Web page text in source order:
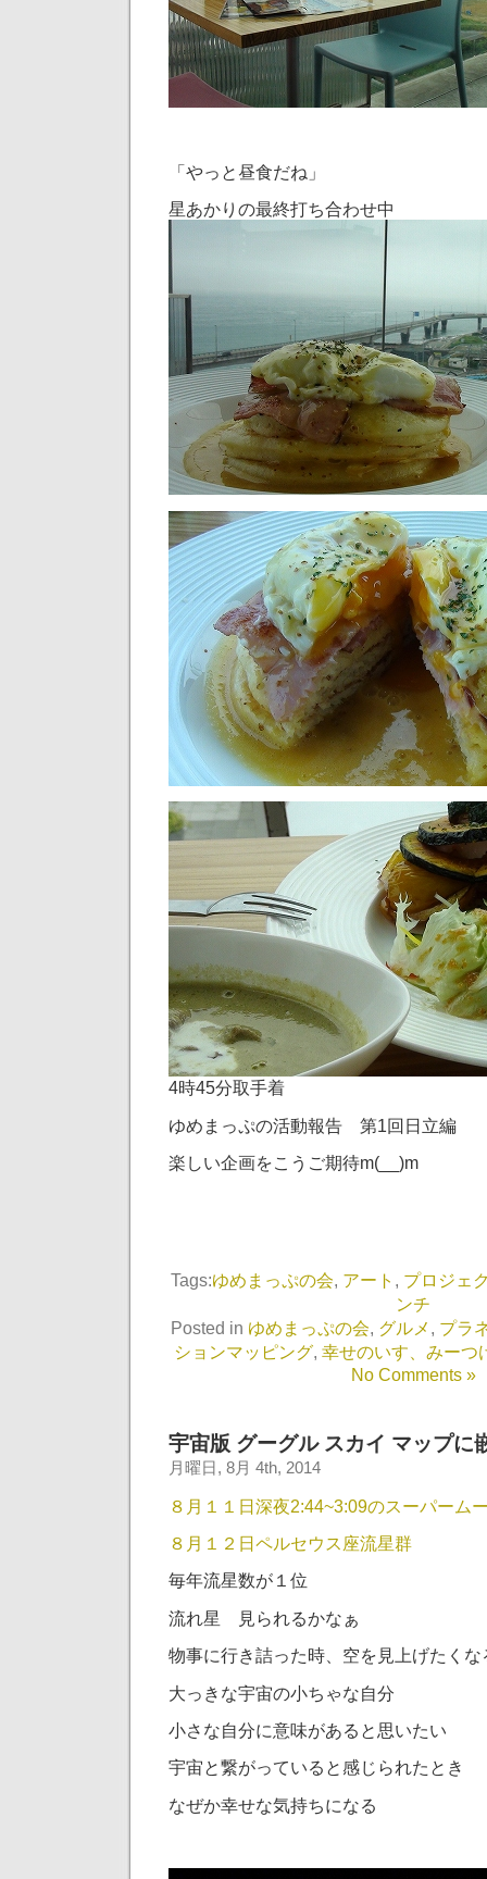
「やっと昼食だね」
星あかりの最終打ち合わせ中
4時45分取手着
ゆめまっぷの活動報告 第1回日立編
楽しい企画をこうご期待m(__)m
Tags:ゆめまっぷの会, アート , プロジェ
ンチ
Posted in ゆめまっぷの会, グルメ , プラ
ションマッピング, 幸せのいす、みーつ
No Comments »
宇宙版 グーグル スカイ マップに
月曜日, 8月 4th, 2014
８月１１日深夜2:44~3:09のスーパーム
８月１２日ペルセウス座流星群
毎年流星数が１位
流れ星 見られるかなぁ
物事に行き詰った時、空を見上げたくな
大っきな宇宙の小ちゃな自分
小さな自分に意味があると思いたい
宇宙と繋がっていると感じられたとき
なぜか幸せな気持ちになる